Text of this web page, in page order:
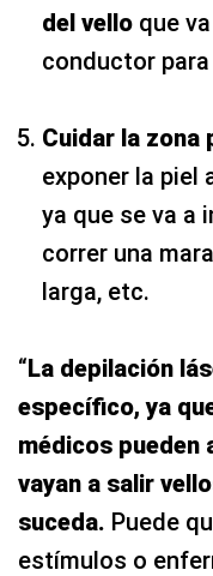
del vello que
conductor
Cuidar la zona
exponer la piel
ya que se va a
correr una
larga, etc.
“La depilación
específico, ya
médicos pueden
vayan a salir
suceda. Puede
estímulos o